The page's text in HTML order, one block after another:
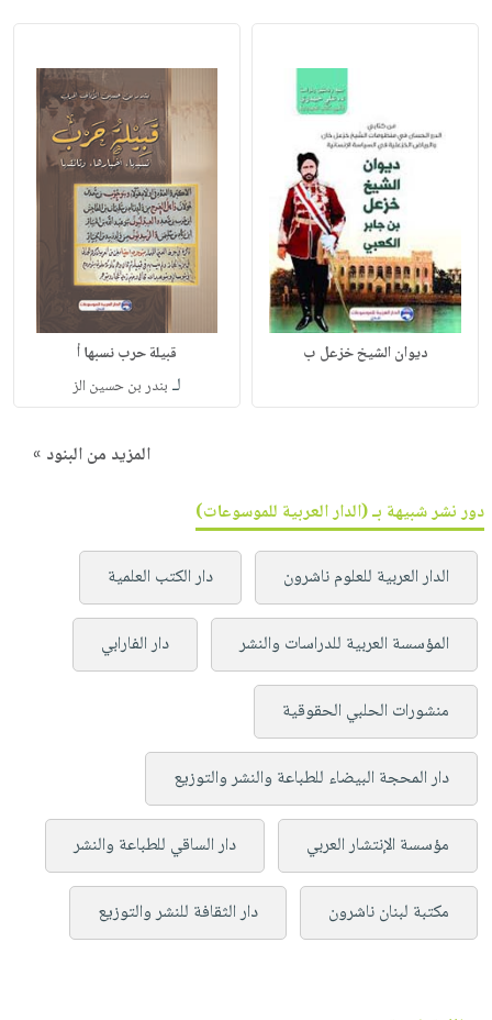
ديوان الشيخ خزعل ب قبيلة حرب نسبها أ
لـ بندر بن حسين الز
المزيد من البنود »
دور نشر شبيهة بـ (الدار العربية للموسوعات)
الدار العربية للعلوم ناشرون دار الكتب العلمية
المؤسسة العربية للدراسات والنشر دار الفارابي
منشورات الحلبي الحقوقية
دار المحجة البيضاء للطباعة والنشر والتوزيع
مؤسسة الإنتشار العربي دار الساقي للطباعة والنشر
مكتبة لبنان ناشرون دار الثقافة للنشر والتوزيع